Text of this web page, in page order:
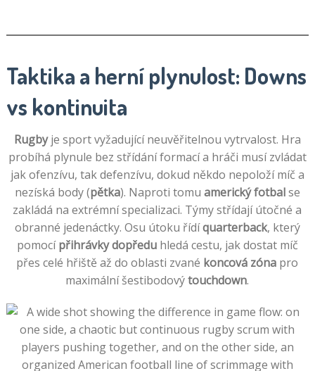
Taktika a herní plynulost: Downs
vs kontinuita
Rugbyje sport vyžadující neuvěřitelnou vytrvalost. Hra
probíhá plynule bez střídání formací a hráči musí zvládat
jak ofenzívu, tak defenzívu, dokud někdo nepoloží míč a
nezíská body (pětka). Naproti tomu americký fotbalse
zakládá na extrémní specializaci. Týmy střídají útočné a
obranné jedenáctky. Osu útoku řídíquarterback, který
pomocípřihrávky dopředuhledá cestu, jak dostat míč
přes celé hřiště až do oblasti zvané koncová zóna pro
maximální šestibodovýtouchdown.